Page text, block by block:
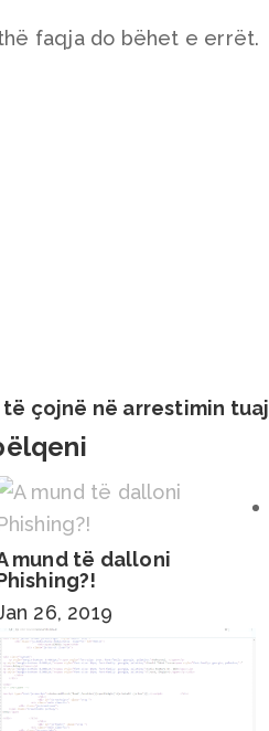
faqja do bëhet e errët.
çojnë në arrestimin tuaj
mund të dalloni
26, 2019